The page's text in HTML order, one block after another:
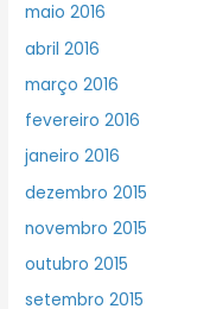
maio 2016
abril 2016
março 2016
fevereiro 2016
janeiro 2016
dezembro 2015
novembro 2015
outubro 2015
setembro 2015